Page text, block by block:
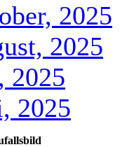
2025
2025
2025
2025